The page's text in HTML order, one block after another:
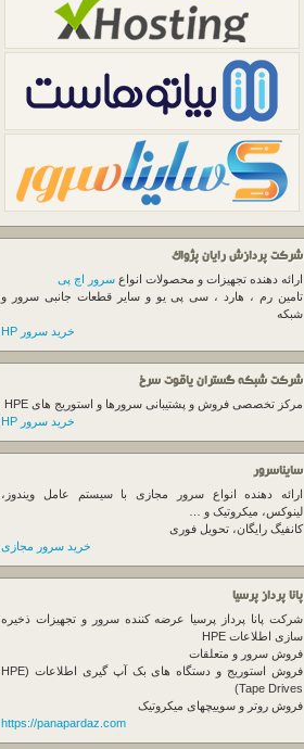
شرکت پردازش رایان پژواک
ارائه دهنده تجهیزات و محصولات انواع سرور اچ پی
تامین رم ، هارد ، سی پی یو و سایر قطعات جانبی سرور و
شبکه
خرید سرور HP
شرکت شبکه گستران یاقوت سرخ
مرکز تخصصی فروش و پشتیبانی سرورها و استوریج های HPE
خرید سرور HP
سایناسرور
ارائه دهنده انواع سرور مجازی با سیستم عامل ویندوز،
لینوکس، میکروتیک و …
کانفیگ رایگان، تحویل فوری
خرید سرور مجازی
پانا پرداز پرسیا
شرکت پانا پرداز پرسیا عرضه کننده سرور و تجهیزات ذخیره
سازی اطلاعات HPE
فروش سرور و متعلقات
فروش استوریج و دستگاه های بک آپ گیری اطلاعات (HPE
Tape Drives)
فروش روتر و سوییچهای میکروتیک
https://panapardaz.com